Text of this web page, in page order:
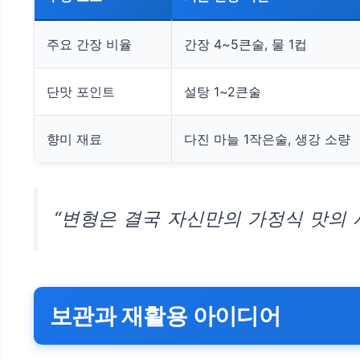
주요 간장 비율 간장 4~5큰술, 물 1컵
단맛 포인트 설탕 1~2큰술
향미 재료 다진 마늘 1작은술, 생강 소량
“변형은 결국 자신만의 가정식 맛의
보관과 재활용 아이디어